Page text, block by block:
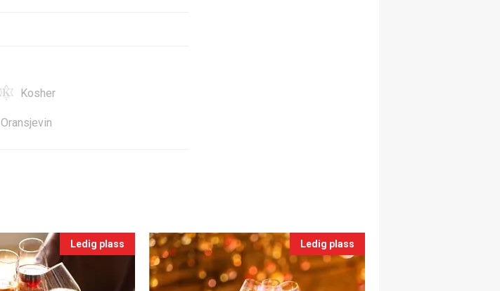
Kosher
Oransjevin
Ledig plass Ledig plass